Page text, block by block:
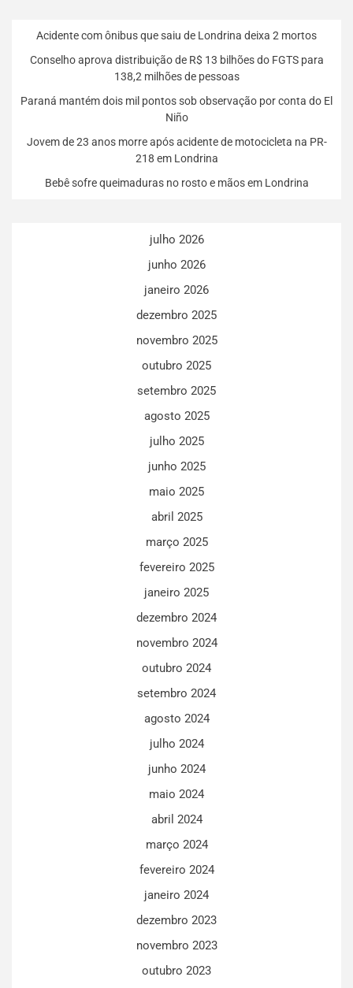
Acidente com ônibus que saiu de Londrina deixa 2 mortos
Conselho aprova distribuição de R$ 13 bilhões do FGTS para
138,2 milhões de pessoas
Paraná mantém dois mil pontos sob observação por conta do El
Niño
Jovem de 23 anos morre após acidente de motocicleta na PR-
218 em Londrina
Bebê sofre queimaduras no rosto e mãos em Londrina
julho 2026
junho 2026
janeiro 2026
dezembro 2025
novembro 2025
outubro 2025
setembro 2025
agosto 2025
julho 2025
junho 2025
maio 2025
abril 2025
março 2025
fevereiro 2025
janeiro 2025
dezembro 2024
novembro 2024
outubro 2024
setembro 2024
agosto 2024
julho 2024
junho 2024
maio 2024
abril 2024
março 2024
fevereiro 2024
janeiro 2024
dezembro 2023
novembro 2023
outubro 2023